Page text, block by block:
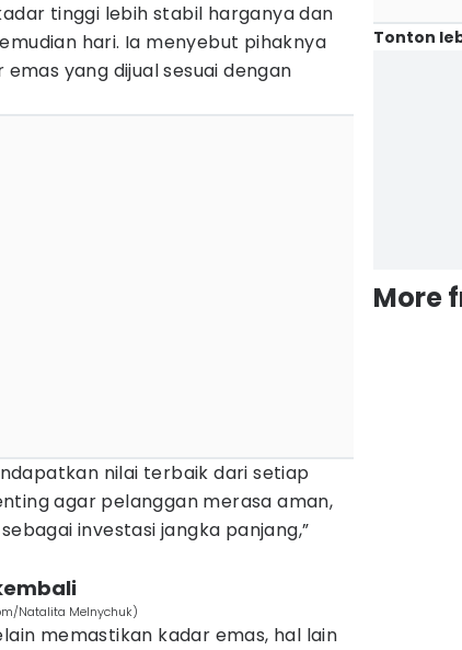
tinggi lebih stabil harganya dan
hari. Ia menyebut pihaknya
yang dijual sesuai dengan
nilai terbaik dari setiap
agar pelanggan merasa aman,
investasi jangka panjang,”
Natalita Melnychuk)
memastikan kadar emas, hal lain
Tonton
More